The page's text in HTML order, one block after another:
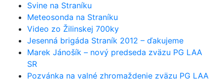
Svine na Straníku
Meteosonda na Straníku
Video zo Žilinskej 700ky
Jesenná brigáda Straník 2012 – ďakujeme
Marek Jánošík – nový predseda zväzu PG LAA
SR
Pozvánka na valné zhromaždenie zväzu PG LAA